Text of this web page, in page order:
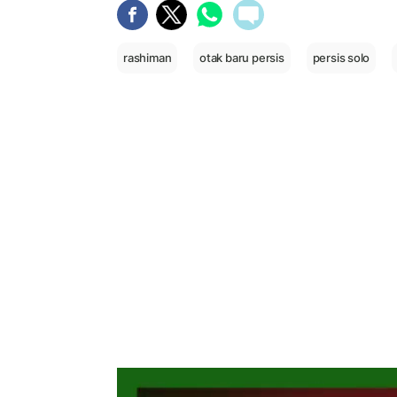
rashiman otak baru persis persis solo